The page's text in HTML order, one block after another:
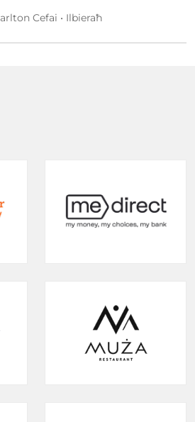
Cefai • Ilbieraħ